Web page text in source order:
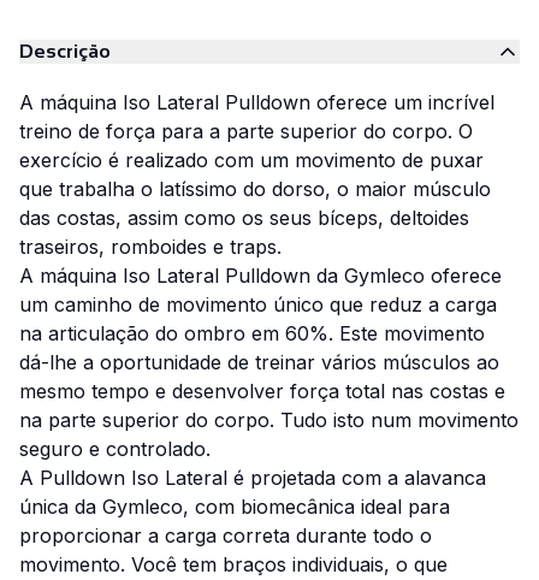
Descrição
A máquina Iso Lateral Pulldown oferece um incrível
treino de força para a parte superior do corpo. O
exercício é realizado com um movimento de puxar
que trabalha o latíssimo do dorso, o maior músculo
das costas, assim como os seus bíceps, deltoides
traseiros, romboides e traps.
A máquina Iso Lateral Pulldown da Gymleco oferece
um caminho de movimento único que reduz a carga
na articulação do ombro em 60%. Este movimento
dá-lhe a oportunidade de treinar vários músculos ao
mesmo tempo e desenvolver força total nas costas e
na parte superior do corpo. Tudo isto num movimento
seguro e controlado.
A Pulldown Iso Lateral é projetada com a alavanca
única da Gymleco, com biomecânica ideal para
proporcionar a carga correta durante todo o
movimento. Você tem braços individuais, o que